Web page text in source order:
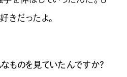
きだったよ。
ものを見ていたんですか？